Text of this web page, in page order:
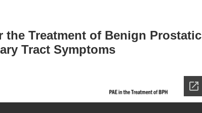
Treatment of Benign Prostatic
Tract Symptoms